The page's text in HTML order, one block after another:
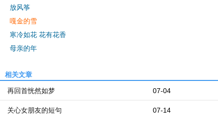
放风筝
嘎金的雪
寒冷如花 花有花香
母亲的年
相关文章
07-04
再回首恍然如梦
07-14
关心女朋友的短句